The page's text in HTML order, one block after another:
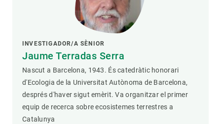
INVESTIGADOR/A SÈNIOR
Jaume Terradas Serra
Nascut a Barcelona, 1943. És catedràtic honorari
d'Ecologia de la Universitat Autònoma de Barcelona,
després d'haver sigut emèrit. Va organitzar el primer
equip de recerca sobre ecosistemes terrestres a
Catalunya